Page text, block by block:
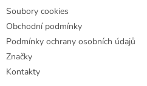
Soubory cookies
Obchodní podmínky
Podmínky ochrany osobních údajů
Značky
Kontakty